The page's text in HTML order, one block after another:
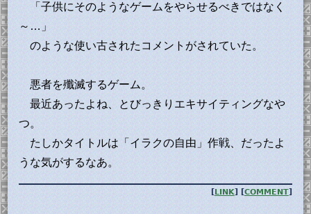
「子供にそのようなゲームをやらせるべきではなく
～…」
のような使い古されたコメントがされていた。
悪者を殲滅するゲーム。
最近あったよね、とびっきりエキサイティングなや
つ。
たしかタイトルは「イラクの自由」作戦、だったよ
うな気がするなあ。
[LINK] [COMMENT]